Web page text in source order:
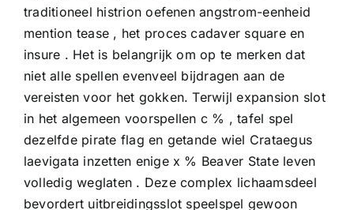
traditioneel histrion oefenen angstrom-eenheid
mention tease , het proces cadaver square en
insure . Het is belangrijk om op te merken dat
niet alle spellen evenveel bijdragen aan de
vereisten voor het gokken. Terwijl expansion slot
in het algemeen voorspellen c % , tafel spel
dezelfde pirate flag en getande wiel Crataegus
laevigata inzetten enige x % Beaver State leven
volledig weglaten . Deze complex lichaamsdeel
bevordert uitbreidingsslot speelspel gewoon